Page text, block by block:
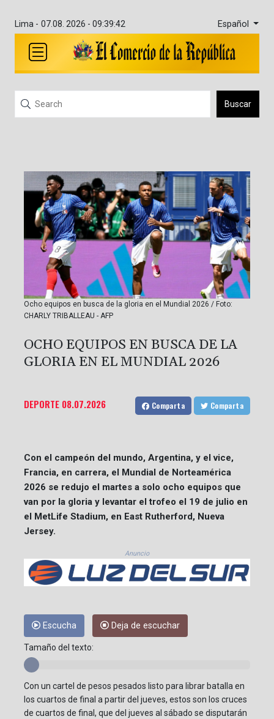
Lima - 07.08. 2026 - 09:39:42 Español
Buscar
Ocho equipos en busca de la gloria en el Mundial 2026 / Foto:
CHARLY TRIBALLEAU - AFP
OCHO EQUIPOS EN BUSCA DE LA
GLORIA EN EL MUNDIAL 2026
DEPORTE 08.07.2026 Comparta Comparta
Con el campeón del mundo, Argentina, y el vice,
Francia, en carrera, el Mundial de Norteamérica
2026 se redujo el martes a solo ocho equipos que
van por la gloria y levantar el trofeo el 19 de julio en
el MetLife Stadium, en East Rutherford, Nueva
Jersey.
Anuncio
Escucha Deja de escuchar
Tamaño del texto:
Con un cartel de pesos pesados listo para librar batalla en
los cuartos de final a partir del jueves, estos son los cruces
de cuartos de final, que del jueves al sábado se disputarán